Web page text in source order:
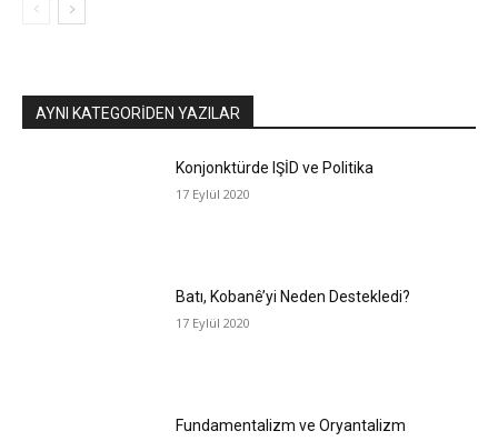
AYNI KATEGORIDEN YAZILAR
Konjonktürde IŞİD ve Politika
17 Eylül 2020
Batı, Kobanê’yi Neden Destekledi?
17 Eylül 2020
Fundamentalizm ve Oryantalizm